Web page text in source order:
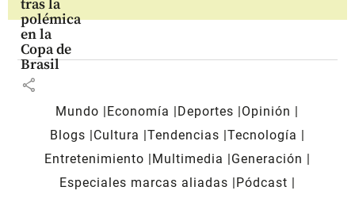
tras la
polémica
en la
Copa de
Brasil
share
Mundo Economía Deportes
Opinión
Blogs
Cultura Tendencias Tecnología
Entretenimiento
Multimedia
Generación
Especiales marcas aliadas
Pódcast